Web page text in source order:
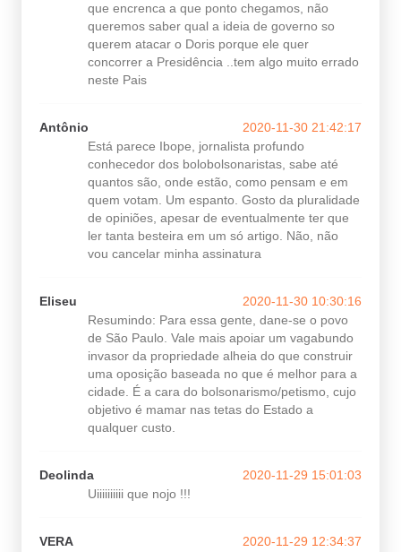
que encrenca a que ponto chegamos, não
queremos saber qual a ideia de governo so
querem atacar o Doris porque ele quer
concorrer a Presidência ..tem algo muito errado
neste Pais
Antônio
2020-11-30 21:42:17
Está parece Ibope, jornalista profundo
conhecedor dos bolobolsonaristas, sabe até
quantos são, onde estão, como pensam e em
quem votam. Um espanto. Gosto da pluralidade
de opiniões, apesar de eventualmente ter que
ler tanta besteira em um só artigo. Não, não
vou cancelar minha assinatura
Eliseu
2020-11-30 10:30:16
Resumindo: Para essa gente, dane-se o povo
de São Paulo. Vale mais apoiar um vagabundo
invasor da propriedade alheia do que construir
uma oposição baseada no que é melhor para a
cidade. É a cara do bolsonarismo/petismo, cujo
objetivo é mamar nas tetas do Estado a
qualquer custo.
Deolinda
2020-11-29 15:01:03
Uiiiiiiiiii que nojo !!!
VERA
2020-11-29 12:34:37